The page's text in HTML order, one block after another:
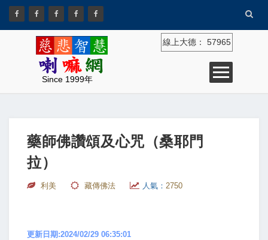
Since 1999年
線上大德： 57965
藥師佛讚頌及心咒（桑耶門
拉）
利美 藏傳佛法 人氣： 2750
更新日期:2024/02/29 06:35:01